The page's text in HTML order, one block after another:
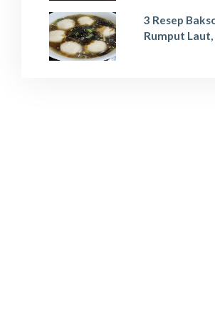
3 Resep
Rumput Laut,